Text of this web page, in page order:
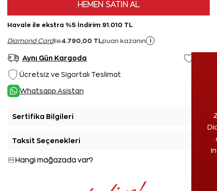
HEMEN SATIN AL
Havale ile ekstra %5 İndirim 91.010 TL
Diamond Cardile4.790,00 TL puan kazanın i
Aynı Gün Kargoda
Ücretsiz ve Sigortalı Teslimat
Whatsapp Asistan
Sertifika Bilgileri
Taksit Seçenekleri
Hangi mağazada var?